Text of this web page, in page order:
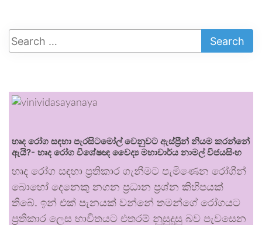
හෘද රෝග සඳහා පැරසිටමෝල් වෙනුවට ඇස්ප්‍රීන් නියම කරන්නේ
ඇයි?- හෘද රෝග විශේෂඥ වෛද්‍ය මහාචාර්ය නාමල් විජයසිංහ
හෘද රෝග සඳහා ප්‍රතිකාර ගැනීමට පැමිණෙන රෝගීන්
බොහෝ දෙනෙකු නගන ප්‍රධාන ප්‍රශ්න කිහිපයක්
තිබේ. ඉන් එක් පැනයක් වන්නේ තමන්ගේ රෝගයට
ප්‍රතිකාර ලෙස භාවිතයට එතරම් නුසුදුසු බව පැවසෙන